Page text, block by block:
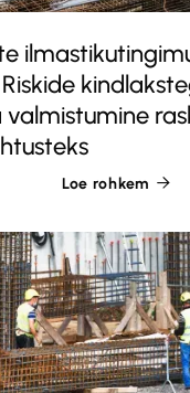
Loe rohkem 